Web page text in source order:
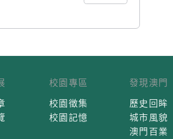
校園專區
校園徵集
校園記憶
發現澳門
歷史回眸
城市風貌
澳門百業